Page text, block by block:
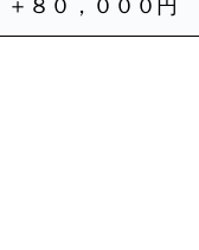
＋８０，０００円